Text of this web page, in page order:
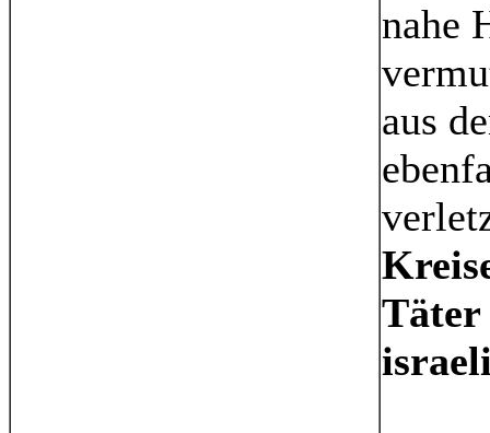
nahe
aus